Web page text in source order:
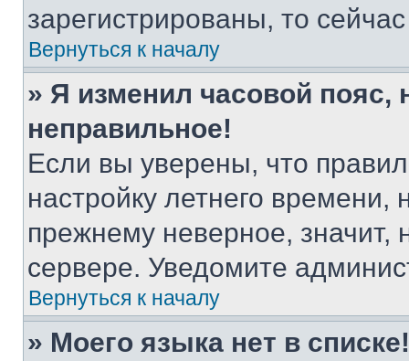
зарегистрированы, то
Вернуться к началу
» Я изменил часовой пояс,
неправильное!
Если вы уверены, что
настройку летнего
прежнему неверное, значит,
сервере. Уведомите
Вернуться к началу
» Моего языка нет в списке!